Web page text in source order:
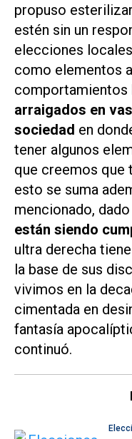
propuso
estén sin un
elecciones
como elementos
comportamientos
arraigados en
sociedad en
tener algunos
que creemos que
esto se suma
mencionado,
están siendo
ultra derecha
la base de sus
vivimos en la
cimentada en
fantasía
continuó.